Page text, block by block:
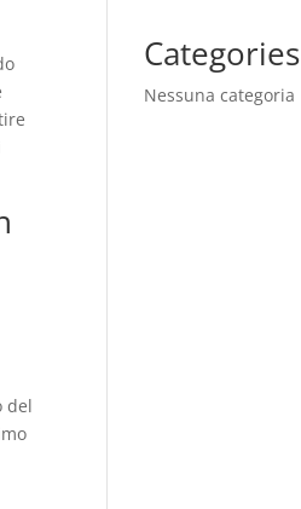
del
Categories
Nessuna categoria